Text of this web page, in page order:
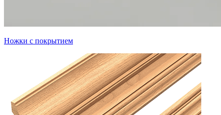
Ножки с покрытием